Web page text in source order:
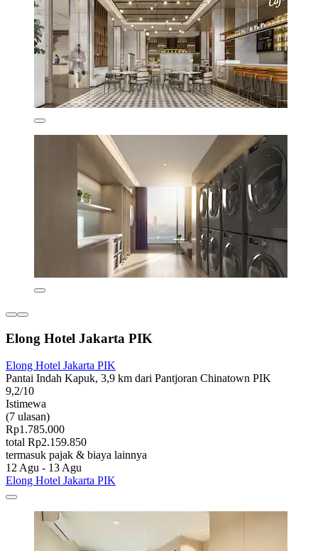
Elong Hotel Jakarta PIK
Elong Hotel Jakarta PIK
Pantai Indah Kapuk, 3,9 km dari Pantjoran Chinatown PIK
9,2/10
Istimewa
(7 ulasan)
Rp1.785.000
total Rp2.159.850
termasuk pajak & biaya lainnya
12 Agu - 13 Agu
Elong Hotel Jakarta PIK